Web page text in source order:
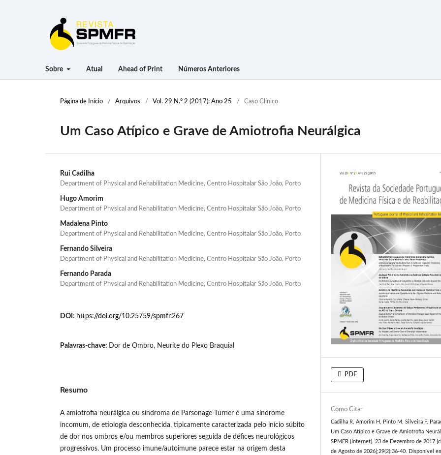
Sobre Atual Ahead of Print Números Anteriores
Página de Início / Arquivos / Vol. 29 N.º 2 (2017): Ano 25 / Caso Clínico
Um Caso Atípico e Grave de Amiotrofia Neurálgica
Rui Cadilha
Department of Physical and Rehabilitation Medicine, Centro Hospitalar São João, Porto
Hugo Amorim
Department of Physical and Rehabilitation Medicine, Centro Hospitalar São João, Porto
Madalena Pinto
Department of Physical and Rehabilitation Medicine, Centro Hospitalar São João, Porto
Fernando Silveira
Department of Physical and Rehabilitation Medicine, Centro Hospitalar São João, Porto
Fernando Parada
Department of Physical and Rehabilitation Medicine, Centro Hospitalar São João, Porto
DOI: https://doi.org/10.25759/spmfr.267
Palavras-chave: Dor de Ombro, Neurite do Plexo Braquial
Resumo
A amiotrofia neurálgica ou síndroma de Parsonage-Turner é uma síndrome
incomum, de etiologia desconhecida, tipicamente caracterizada pelo início súbito
de dor nos ombros e/ou membros superiores seguida de défices neurológicos
progressivos. Um processo imune/autoimune parece estar na origem desta
PDF
Como Citar
Cadilha R, Amorim H, Pinto M, Silveira F,
Um Caso Atípico e Grave de Amiotrofia
SPMFR [Internet]. 23 de Dezembro de 2017
de Agosto de 2026];29(2):36-40. Disponível